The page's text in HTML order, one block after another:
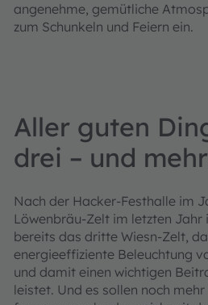
angenehme, gemütliche
zum Schunkeln und Feiern ein.
Aller guten
drei – und
Nach der Hacker-Festhalle im
Löwenbräu-Zelt im letzten
bereits das dritte Wiesn-Zelt,
energieeffiziente Beleuchtung
und damit einen wichtigen
leistet. Und es sollen noch mehr